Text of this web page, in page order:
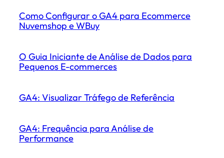
Como Configurar o GA4 para Ecommerce
Nuvemshop e WBuy
O Guia Iniciante de Análise de Dados para
Pequenos E-commerces
GA4: Visualizar Tráfego de Referência
GA4: Frequência para Análise de
Performance